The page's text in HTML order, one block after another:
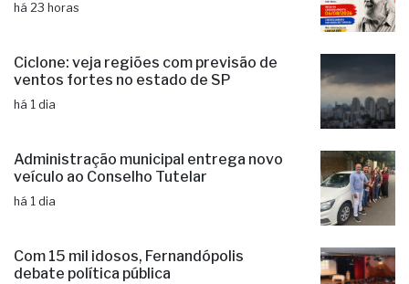
há 23 horas
Ciclone: veja regiões com previsão de
ventos fortes no estado de SP
há 1 dia
Administração municipal entrega novo
veículo ao Conselho Tutelar
há 1 dia
Com 15 mil idosos, Fernandópolis
debate política pública